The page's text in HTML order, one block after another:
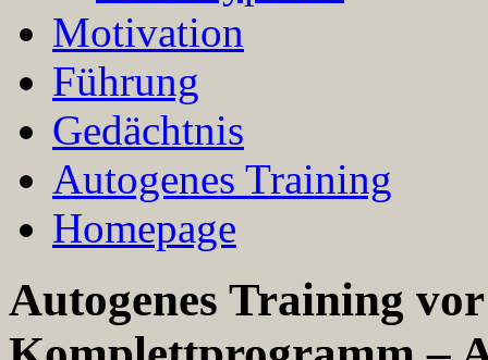
Motivation
Führung
Gedächtnis
Autogenes Training
Homepage
Autogenes Training